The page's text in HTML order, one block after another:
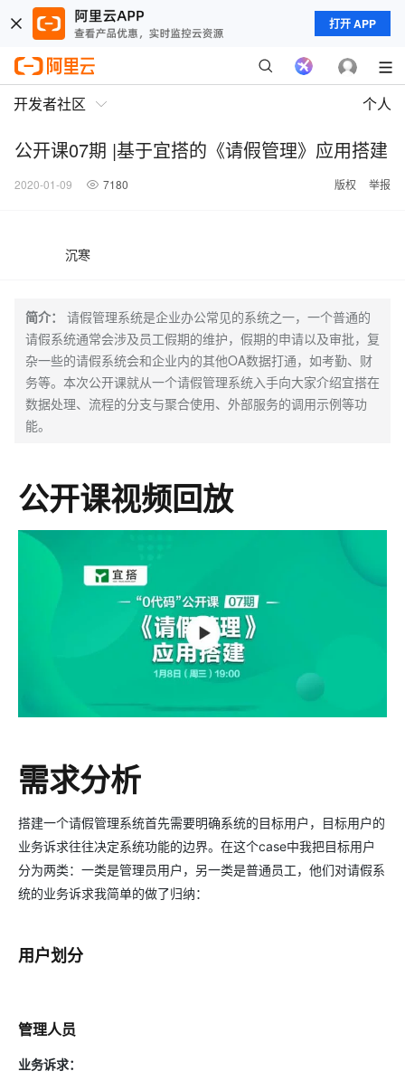
打开 APP
开发者社区 个人
公开课07期 |基于宜搭的《请假管理》应用搭建
2020-01-09 7180 版权 举报
沉寒
简介：
请假管理系统是企业办公常见的系统之一，一个普通的
请假系统通常会涉及员工假期的维护，假期的申请以及审批，复
杂一些的请假系统会和企业内的其他OA数据打通，如考勤、财
务等。本次公开课就从一个请假管理系统入手向大家介绍宜搭在
数据处理、流程的分支与聚合使用、外部服务的调用示例等功
能。
公开课视频回放
需求分析
搭建一个请假管理系统首先需要明确系统的目标用户，目标用户的
业务诉求往往决定系统功能的边界。在这个case中我把目标用户
分为两类：一类是管理员用户，另一类是普通员工，他们对请假系
统的业务诉求我简单的做了归纳：
用户划分
管理人员
业务诉求：